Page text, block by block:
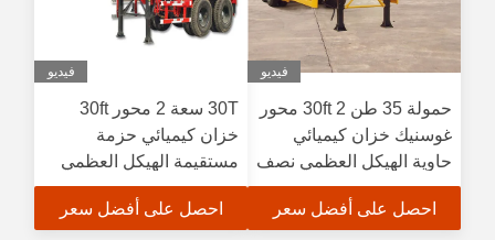
فيديو
حمولة 35 طن 30ft 2 محور
غوسنيك خزان كيميائي
حاوية الهيكل العظمي نصف
مقطورة
احصل على أفضل سعر
فيديو
30T سعة 2 محور 30ft
خزان كيميائي حزمة
مستقيمة الهيكل العظمي
نصف مقطورة
احصل على أفضل سعر